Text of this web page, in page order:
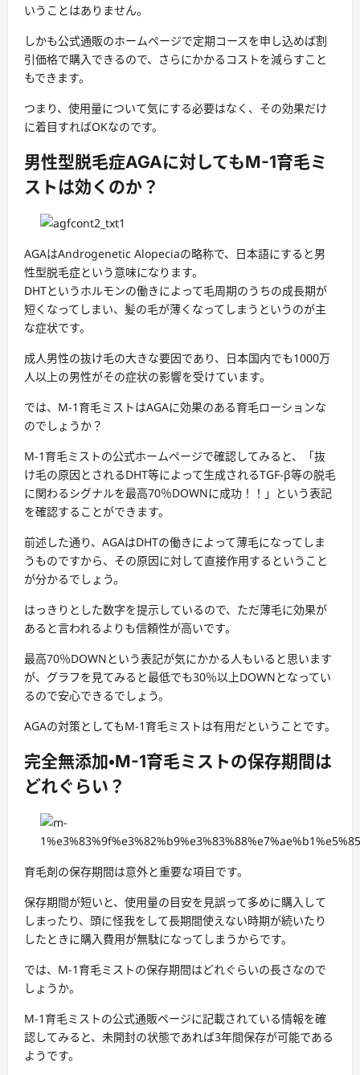
いうことはありません。
しかも公式通販のホームページで定期コースを申し込めば割
引価格で購入できるので、さらにかかるコストを減らすこと
もできます。
つまり、使用量について気にする必要はなく、その効果だけ
に着目すればOKなのです。
男性型脱毛症AGAに対してもM-1育毛ミ
ストは効くのか？
AGAはAndrogenetic Alopeciaの略称で、日本語にすると男
性型脱毛症という意味になります。
DHTというホルモンの働きによって毛周期のうちの成長期が
短くなってしまい、髪の毛が薄くなってしまうというのが主
な症状です。
成人男性の抜け毛の大きな要因であり、日本国内でも1000万
人以上の男性がその症状の影響を受けています。
では、M-1育毛ミストはAGAに効果のある育毛ローションな
のでしょうか？
M-1育毛ミストの公式ホームページで確認してみると、「抜
け毛の原因とされるDHT等によって生成されるTGF-β等の脱毛
に関わるシグナルを最高70％DOWNに成功！！」という表記
を確認することができます。
前述した通り、AGAはDHTの働きによって薄毛になってしま
うものですから、その原因に対して直接作用するということ
が分かるでしょう。
はっきりとした数字を提示しているので、ただ薄毛に効果が
あると言われるよりも信頼性が高いです。
最高70％DOWNという表記が気にかかる人もいると思います
が、グラフを見てみると最低でも30％以上DOWNとなってい
るので安心できるでしょう。
AGAの対策としてもM-1育毛ミストは有用だということです。
完全無添加・M-1育毛ミストの保存期間は
どれぐらい？
育毛剤の保存期間は意外と重要な項目です。
保存期間が短いと、使用量の目安を見誤って多めに購入して
しまったり、頭に怪我をして長期間使えない時期が続いたり
したときに購入費用が無駄になってしまうからです。
では、M-1育毛ミストの保存期間はどれぐらいの長さなので
しょうか。
M-1育毛ミストの公式通販ページに記載されている情報を確
認してみると、未開封の状態であれば3年間保存が可能である
ようです。